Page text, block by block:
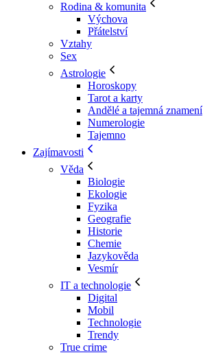
Rodina & komunita
Výchova
Přátelství
Vztahy
Sex
Astrologie
Horoskopy
Tarot a karty
Andělé a tajemná znamení
Numerologie
Tajemno
Zajímavosti
Věda
Biologie
Ekologie
Fyzika
Geografie
Historie
Chemie
Jazykověda
Vesmír
IT a technologie
Digital
Mobil
Technologie
Trendy
True crime